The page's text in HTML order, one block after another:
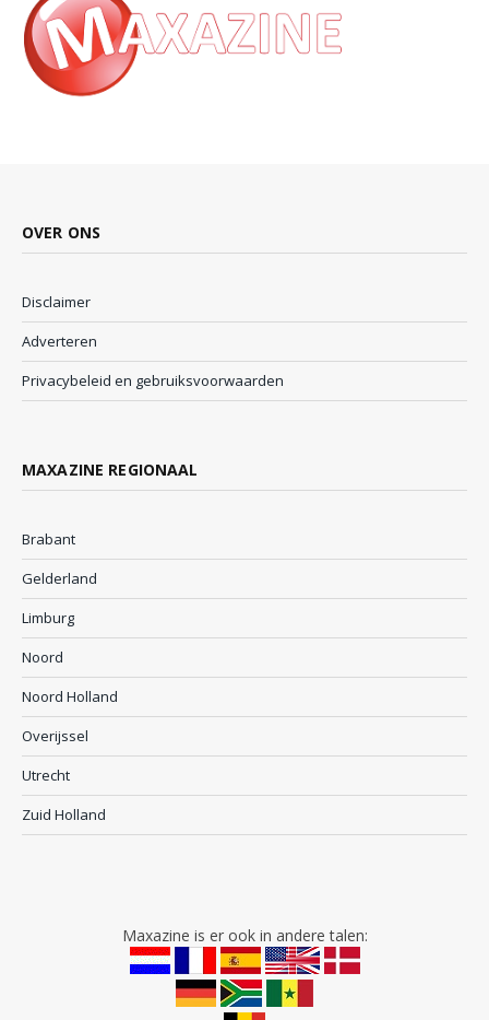
OVER ONS
Disclaimer
Adverteren
Privacybeleid en gebruiksvoorwaarden
MAXAZINE REGIONAAL
Brabant
Gelderland
Limburg
Noord
Noord Holland
Overijssel
Utrecht
Zuid Holland
Maxazine is er ook in andere talen: